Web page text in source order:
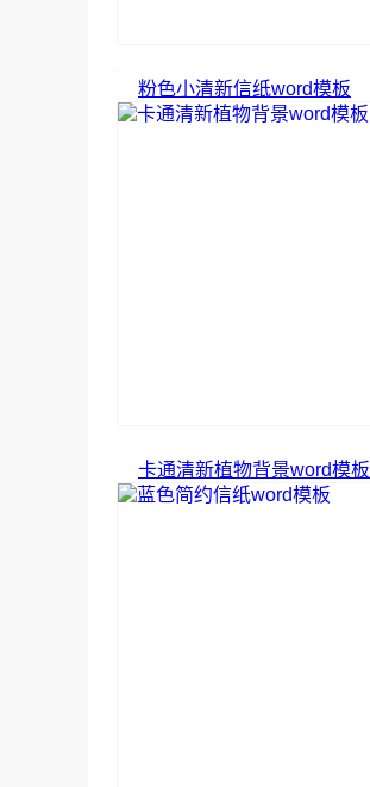
粉色小清新信纸word模板
卡通清新植物背景word模板